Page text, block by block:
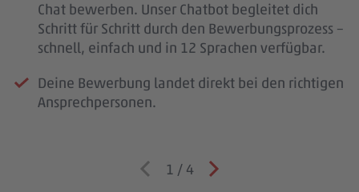
Chat bewerben. Unser Chatbot begleitet dich
Schritt für Schritt durch den Bewerbungsprozess –
schnell, einfach und in 12 Sprachen verfügbar.
Deine Bewerbung landet direkt bei den richtigen
Ansprechpersonen.
1 / 4